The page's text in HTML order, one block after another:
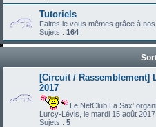
Tutoriels
Faites le vous mêmes grâce à nos
Sujets : 164
[Circuit / Rassemblement]
2017
Le NetClub La Sax'
Lurcy-Lévis, le mardi 15 août
Sujets : 5